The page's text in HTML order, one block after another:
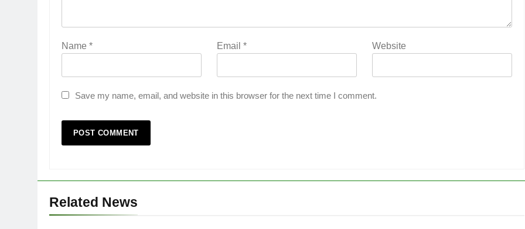
Name * Email* Website
Save my name, email, and website in this browser for the next time I comment.
Related News